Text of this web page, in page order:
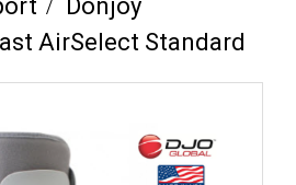
Donjoy
AirSelect Standard